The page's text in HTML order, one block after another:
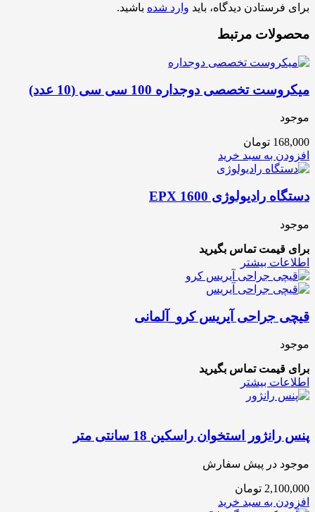
برای فرستادن دیدگاه، باید وارد شده باشید.
محصولات مرتبط
میکروست تخصصی دوجداره 100 سی سی (10 عدد)
موجود
168,000 تومان
افزودن به سبد خرید
دستگاه رادیولوژی EPX 1600
موجود
برای قیمت تماس بگیرید
اطلاعات بیشتر
قیچی جراحی آیریس کرو_آلمانی
موجود
برای قیمت تماس بگیرید
اطلاعات بیشتر
پنس رانژور استخوان راسکین 18 سانتی متر
موجود در پیش سفارش
2,100,000 تومان
افزودن به سبد خرید